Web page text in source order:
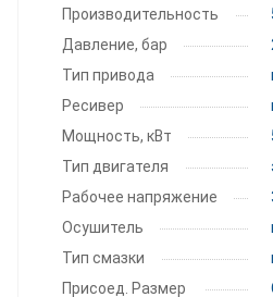
Производитель­ность
Давление, бар
Тип привода
Ресивер
Мощность, кВт
Тип двигателя
Рабочее напряжение
Осушитель
Тип смазки
Присоед. Размер